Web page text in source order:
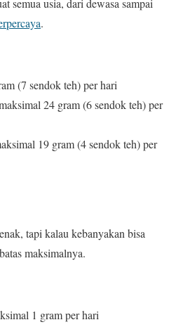
semua usia, dari dewasa sampai
.
(7 sendok teh) per hari
24 gram (6 sendok teh) per
19 gram (4 sendok teh) per
tapi kalau kebanyakan bisa
maksimalnya.
1 gram per hari